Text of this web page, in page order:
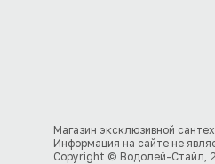
Магазин эксклюзивной
Информация на сайте не
Copyright © Водолей-Стайл,